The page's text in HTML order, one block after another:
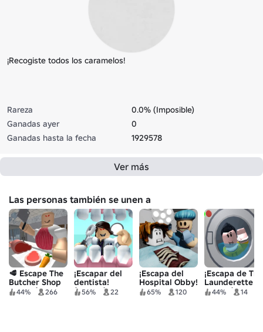
¡Recogiste todos los caramelos!
Rareza
0.0% (Imposible)
Ganadas ayer
0
Ganadas hasta la fecha
1929578
Ver más
Las personas también se unen a
🥩 Escape The
Butcher Shop
Obby! (NEW
44% 266
¡Escapar del
dentista!
(¡OBBY!)
56% 22
¡Escapa del
Hospital Obby!
65% 120
¡Escapa de The
Launderette
Obby! (LEER
44% 14